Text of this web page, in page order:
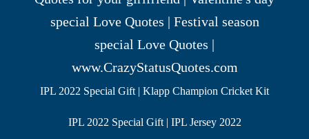
IPL 2022 Special Gift | Klapp Champion Cricket Kit
IPL 2022 Special Gift | IPL Jersey 2022